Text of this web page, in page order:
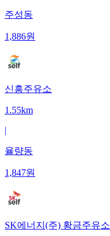
주성동
1,886원
신흥주유소
1.55km
|
율량동
1,847원
SK에너지(주) 황금주유소